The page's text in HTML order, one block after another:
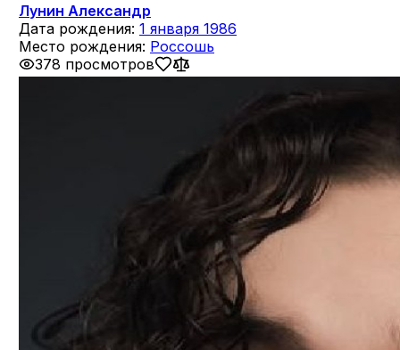
Лунин Александр
Дата рождения: 1 января 1986
Место рождения: Россошь
378 просмотров